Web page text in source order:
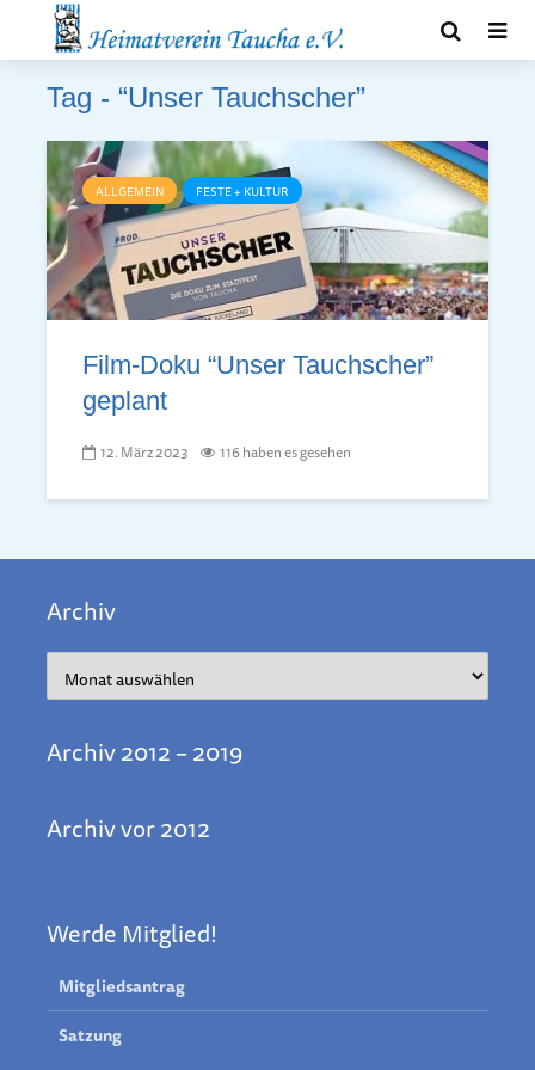
Tag - “Unser Tauchscher”
ALLGEMEIN FESTE + KULTUR
Film-Doku “Unser Tauchscher”
geplant
12. März 2023 116 haben es gesehen
Archiv
Archiv 2012 – 2019
Archiv vor 2012
Werde Mitglied!
Mitgliedsantrag
Satzung